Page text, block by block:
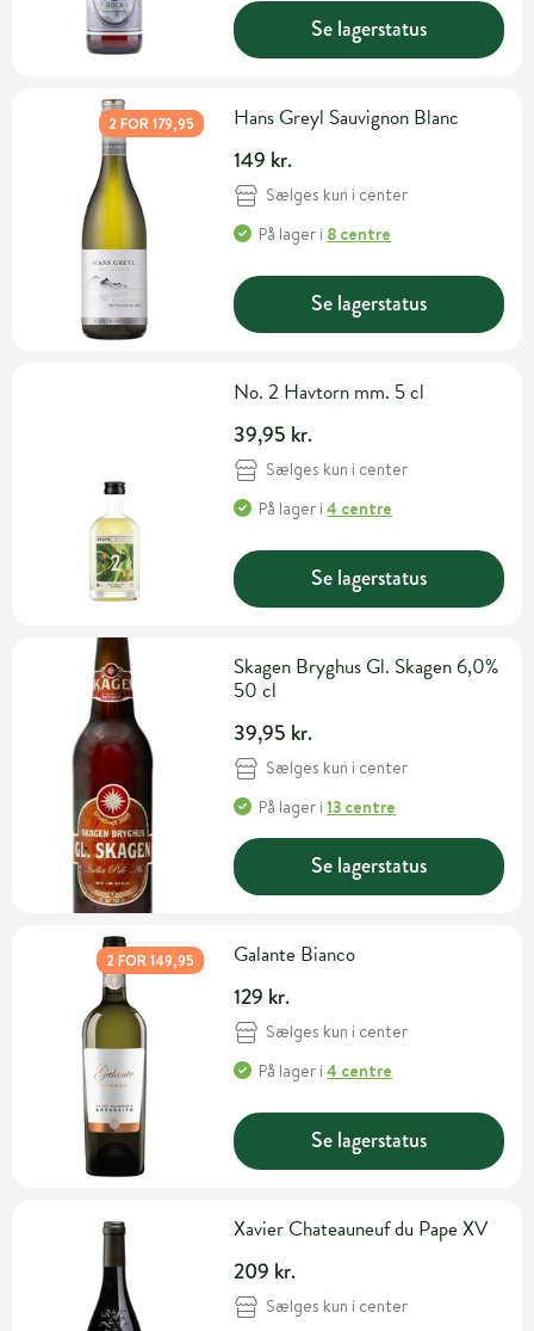
Se lagerstatus
2 FOR 179,95 Hans Greyl Sauvignon Blanc
149 kr.
Sælges kun i center
På lager i 8 centre
Se lagerstatus
No. 2 Havtorn mm. 5 cl
39,95 kr.
Sælges kun i center
På lager i4 centre
Se lagerstatus
Skagen Bryghus Gl. Skagen 6,0%
50 cl
39,95 kr.
Sælges kun i center
På lager i13 centre
Se lagerstatus
2 FOR 149,95 Galante Bianco
129 kr.
Sælges kun i center
På lager i4 centre
Se lagerstatus
Xavier Chateauneuf du Pape XV
209 kr.
Sælges kun i center